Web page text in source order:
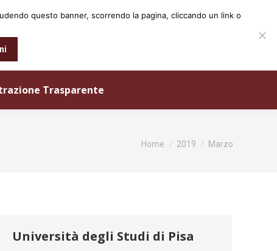
Trasparente
Tu sei qui:
Home 2019 Marzo
Università degli Studi di Pisa
questo banner, scorrendo la pagina, cliccando un link o